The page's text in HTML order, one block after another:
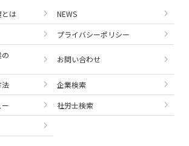
とは
NEWS
プライバシーポリシー
お問い合わせ
法
企業検索
社労士検索